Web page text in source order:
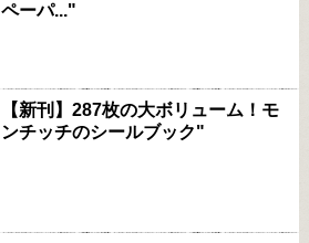
ペーパ..."
【新刊】287枚の大ボリューム！モ
ンチッチのシールブック"